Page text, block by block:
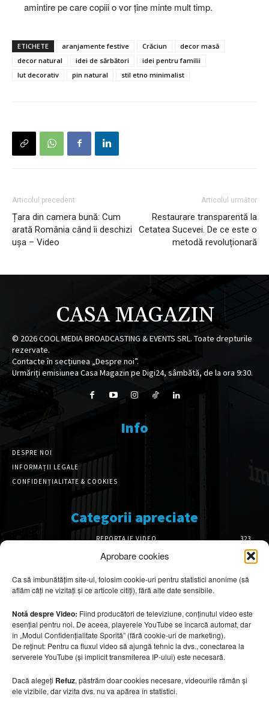
Aprobare cookies
Ca să îmbunătățim site-ul, folosim cookie-uri pentru statistici anonime (să
aflăm câți ne vizitați și ce articole citiți), fără alte date sensibile.
Notă despre Video: Fiind producători de televiziune, conținutul video este
esențial pentru noi. De aceea, playerele YouTube se încarcă automat, dar
în „Modul Confidențialitate Sporită” (fără cookie-uri de marketing).
De reținut: Pentru ca fluxul video să ajungă tehnic la dvs., conectarea la
serverele YouTube (și implicit transmiterea IP-ului) este necesară.
Dacă alegeți Refuz, păstrăm doar cookies necesare, videourile rămân și
ele vizibile, dar vizita dvs. nu va apărea în statistici.
amintire pe care copiii o vor ține minte mult timp.
ETICHETE aranjamente festive Crăciun
decor masă
decor natural
idei de sărbători
idei pentru familii
lut decorativ
pin natural stil etno minimalist
Articolul precedent
Țara din camera bună: Cum
arată România când îi deschizi
ușa – Video
Articolul următor
Restaurare transparentă la
Cetatea Sucevei. De ce este o
metodă revoluționară
CASA MAGAZIN
© 2026COOL MEDIA BROADCASTING & EVENTS SRL. Toate drepturile
rezervate.
Contacte în secțiunea „Despre noi”.
Urmăriți emisiunea Casa Magazin pe Digi24, sâmbătă, de la ora 9:30.
Info
DESPRE NOI
INFORMAȚII LEGALE
CONFIDENȚIALITATE & COOKIES
Categorii apreciate
REPORTAJE VIDEO
323
AMENAJĂRI INTERIOARE
126
DESIGN INTERIOR
64
ARHITECTURĂ & DESIGN
OPINII & ANALIZE
43
Articole recomandate
Cele mai impresionante cabane moderne
7 august 2026